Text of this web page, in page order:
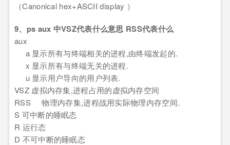
（Canonical hex+ASCII display ）
9、ps aux 中VSZ代表什么意思 RSS代表什么
aux
a 显示所有与终端相关的进程,由终端发起的.
x 显示所有与终端无关的进程.
u 显示用户导向的用户列表.
VSZ 虚拟内存集,进程占用的虚拟内存空间
RSS 物理内存集,进程战用实际物理内存空间.
S 可中断的睡眠态
R 运行态
D 不可中断的睡眠态